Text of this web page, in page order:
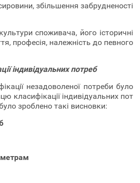
збільшення забрудненості
споживача, його історичні
професія, належність до певного
індивідуальних потреб
незадоволеної потреби було
класифікації індивідуальних пот
зроблено такі висновки: